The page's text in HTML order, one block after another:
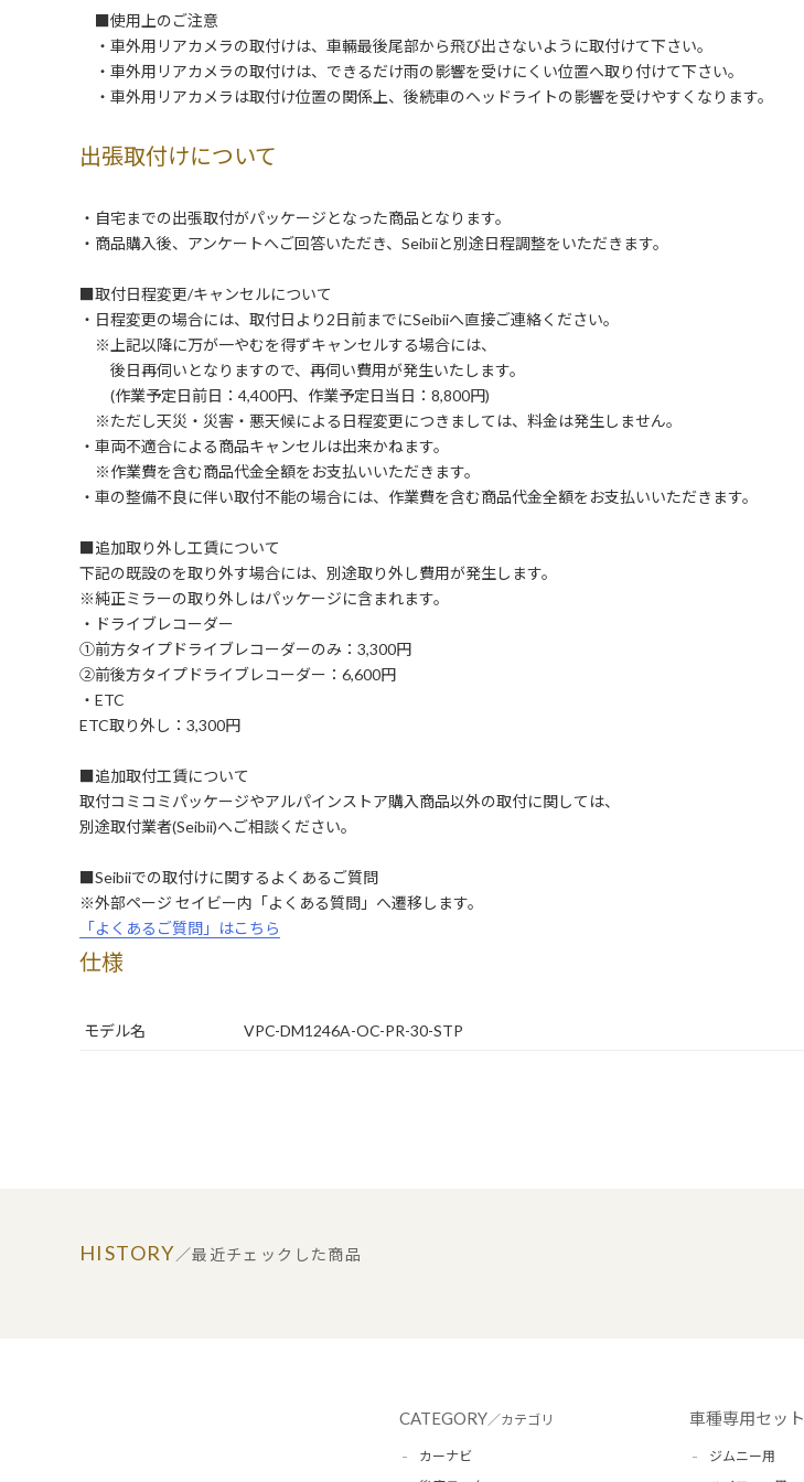
■使用上のご注意
・車外用リアカメラの取付けは、車輛最後尾部から飛び出さないように取付けて下さい。
・車外用リアカメラの取付けは、できるだけ雨の影響を受けにくい位置へ取り付けて下さい。
・車外用リアカメラは取付け位置の関係上、後続車のヘッドライトの影響を受けやすくなります。
出張取付けについて
・自宅までの出張取付がパッケージとなった商品となります。
・商品購入後、アンケートへご回答いただき、Seibiiと別途日程調整をいただきます。
■取付日程変更/キャンセルについて
・日程変更の場合には、取付日より2日前までにSeibiiへ直接ご連絡ください。
※上記以降に万が一やむを得ずキャンセルする場合には、
後日再伺いとなりますので、再伺い費用が発生いたします。
(作業予定日前日：4,400円、作業予定日当日：8,800円)
※ただし天災・災害・悪天候による日程変更につきましては、料金は発生しません。
・車両不適合による商品キャンセルは出来かねます。
※作業費を含む商品代金全額をお支払いいただきます。
・車の整備不良に伴い取付不能の場合には、作業費を含む商品代金全額をお支払いいただきます。
■追加取り外し工賃について
下記の既設のを取り外す場合には、別途取り外し費用が発生します。
※純正ミラーの取り外しはパッケージに含まれます。
・ドライブレコーダー
①前方タイプドライブレコーダーのみ：3,300円
②前後方タイプドライブレコーダー：6,600円
・ETC
ETC取り外し：3,300円
■追加取付工賃について
取付コミコミパッケージやアルパインストア購入商品以外の取付に関しては、
別途取付業者(Seibii)へご相談ください。
■Seibiiでの取付けに関するよくあるご質問
※外部ページ セイビー内「よくある質問」へ遷移します。
「よくあるご質問」はこちら
仕様
モデル名 VPC-DM1246A-OC-PR-30-STP
HISTORY／最近チェックした商品
CATEGORY／カテゴリ
カーナビ
車種専用セット
ジムニー用